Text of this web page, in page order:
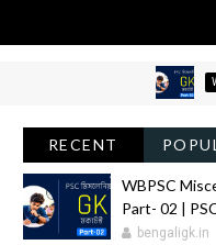
WBPSC
RECENT
WBPSC
Part- 02 | PSC
bengaligk.in